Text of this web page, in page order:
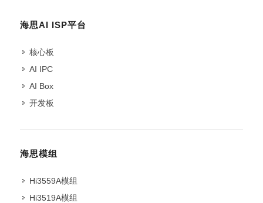
海思AI ISP平台
核心板
AI IPC
AI Box
开发板
海思模组
Hi3559A模组
Hi3519A模组